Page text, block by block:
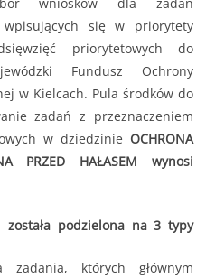
wniosków dla zadań
się w priorytety
priorytetowych do
Fundusz Ochrony
w Kielcach. Pula środków do
zadań z przeznaczeniem
w dziedzinie OCHRONA
PRZED HAŁASEM wynosi
podzielona na 3 typy
zadania, których głównym